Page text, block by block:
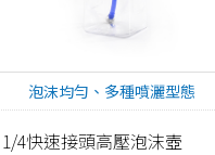
泡沫均勻、多種噴灑型態
1/4快速接頭高壓泡沫壺